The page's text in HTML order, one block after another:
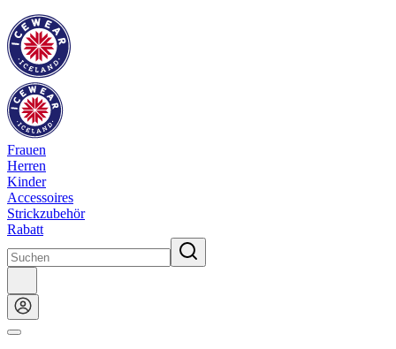
Frauen
Herren
Kinder
Accessoires
Strickzubehör
Rabatt